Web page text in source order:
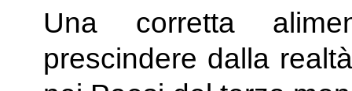
Una corretta
prescindere dalla